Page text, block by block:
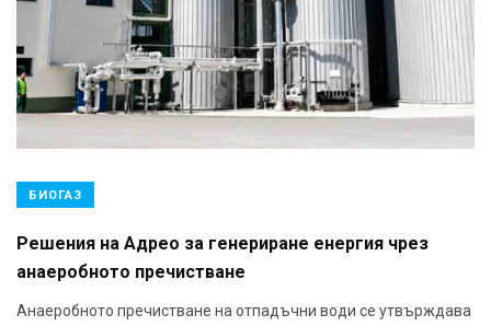
БИОГАЗ
Решения на Адрео за генериране енергия чрез
анаеробното пречистване
Анаеробното пречистване на отпадъчни води се утвърждава